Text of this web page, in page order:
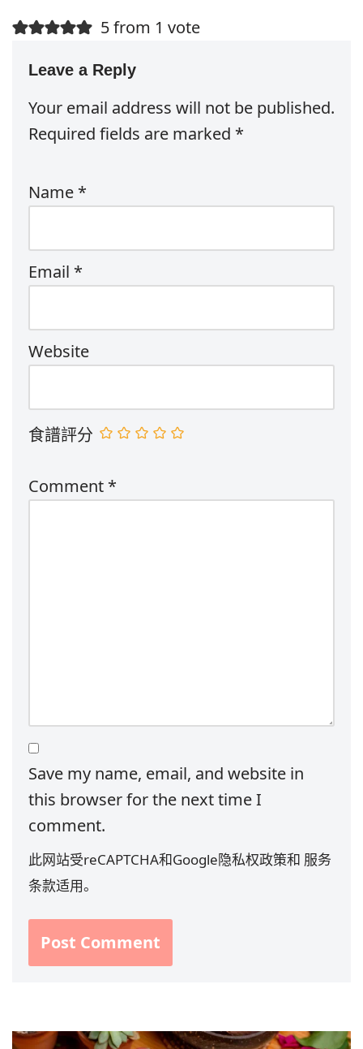
5 from 1 vote
Leave a Reply
Your email address will not be published.
Required fields are marked *
Name *
Email *
Website
食譜評分
Comment *
Save my name, email, and website in
this browser for the next time I
comment.
此网站受reCAPTCHA和Google隐私权政策和 服务
条款适用。